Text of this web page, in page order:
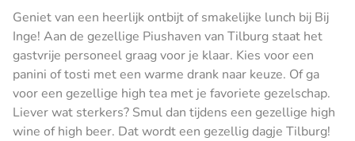
Geniet van een heerlijk ontbijt of smakelijke lunch bij Bij
Inge! Aan de gezellige Piushaven van Tilburg staat het
gastvrije personeel graag voor je klaar. Kies voor een
panini of tosti met een warme drank naar keuze. Of ga
voor een gezellige high tea met je favoriete gezelschap.
Liever wat sterkers? Smul dan tijdens een gezellige high
wine of high beer. Dat wordt een gezellig dagje Tilburg!